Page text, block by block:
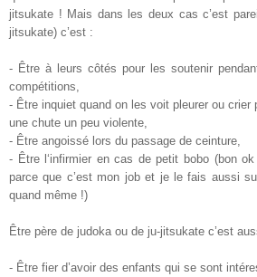
jitsukate ! Mais dans les deux cas c’est
jitsukate) c’est :
- Être à leurs côtés pour les soutenir
compétitions,
- Être inquiet quand on les voit pleurer ou crier
une chute un peu violente,
- Être angoissé lors du passage de ceinture,
- Êtrel‘infirmier en cas de petit bobo (bon
parce que c’est mon job et je le fais aussi
quand même !)
Être père de judoka ou de ju-jitsukate c’est
- Être fier d’avoir des enfants qui se sont